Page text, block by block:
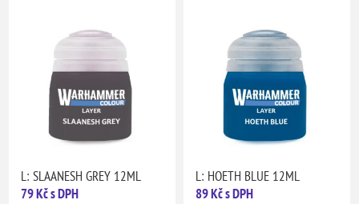
L: SLAANESH GREY 12ML
79 Kč s DPH
L: HOETH BLUE 12ML
89 Kč s DPH